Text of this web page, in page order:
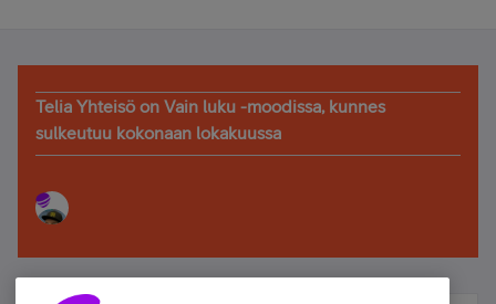
Telia Yhteisö on Vain luku -moodissa, kunnes
sulkeutuu kokonaan lokakuussa